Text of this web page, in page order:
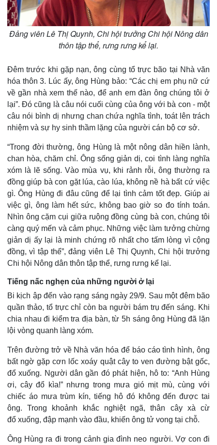
Đảng viên Lê Thị Quynh, Chi hội trưởng Chi hội Nông dân
thôn tập thể, rưng rưng kể lại.
Đêm trước khi gặp nạn, ông cùng tổ trực bão tại Nhà văn
hóa thôn 3. Lúc ấy, ông Hùng bảo: “Các chị em phụ nữ cứ
về gần nhà xem thế nào, để anh em đàn ông chúng tôi ở
lại”. Đó cũng là câu nói cuối cùng của ông với bà con - một
câu nói bình dị nhưng chan chứa nghĩa tình, toát lên trách
nhiệm và sự hy sinh thầm lặng của người cán bộ cơ sở.
“Trong đời thường, ông Hùng là một nông dân hiền lành,
chan hòa, chăm chỉ. Ông sống giản dị, coi tình làng nghĩa
xóm là lẽ sống. Vào mùa vụ, khi rảnh rỗi, ông thường ra
đồng giúp bà con gặt lúa, cào lúa, không nề hà bất cứ việc
gì. Ông Hùng đi đâu cũng để lại tình cảm tốt đẹp. Giúp ai
việc gì, ông làm hết sức, không bao giờ so đo tính toán.
Nhìn ông cặm cụi giữa ruộng đồng cùng bà con, chúng tôi
càng quý mến và cảm phục. Những việc làm tưởng chừng
giản dị ấy lại là minh chứng rõ nhất cho tấm lòng vì cộng
đồng, vì tập thể”, đảng viên Lê Thị Quynh, Chi hội trưởng
Chi hội Nông dân thôn tập thể, rưng rưng kể lại.
Tiếng nấc nghẹn của những người ở lại
Bi kịch ập đến vào rạng sáng ngày 29/9. Sau một đêm bão
quần thảo, tổ trực chỉ còn ba người bám trụ đến sáng. Khi
chia nhau đi kiểm tra địa bàn, từ 5h sáng ông Hùng đã lặn
lội vòng quanh làng xóm.
Trên đường trở về Nhà văn hóa để báo cáo tình hình, ông
bất ngờ gặp cơn lốc xoáy quật cây to ven đường bật gốc,
đổ xuống. Người dân gần đó phát hiện, hô to: “Anh Hùng
ơi, cây đổ kìa!” nhưng trong mưa gió mịt mù, cùng với
chiếc áo mưa trùm kín, tiếng hô đó không đến được tai
ông. Trong khoảnh khắc nghiệt ngã, thân cây xà cừ
đổ xuống, đập mạnh vào đầu, khiến ông tử vong tại chỗ.
Ông Hùng ra đi trong cảnh gia đình neo người. Vợ con đi